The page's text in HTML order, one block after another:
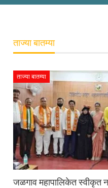
ताज्या बातम्या
ताज्या बातम्या
जळगाव महापालिकेत स्वीकृत